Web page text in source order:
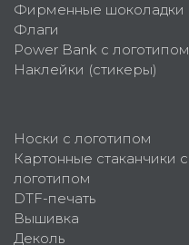
Фирменные шоколадки
Флаги
Power Bank с логотипом
Наклейки (стикеры)
Носки с логотипом
Картонные стаканчики с
логотипом
DTF-печать
Вышивка
Деколь